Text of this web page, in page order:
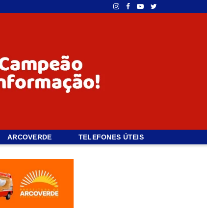
ARCOVERDE TELEFONES ÚTEIS